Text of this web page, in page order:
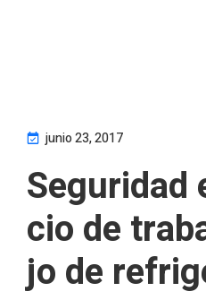
junio 23, 2017
Seguridad
cio de
jo de